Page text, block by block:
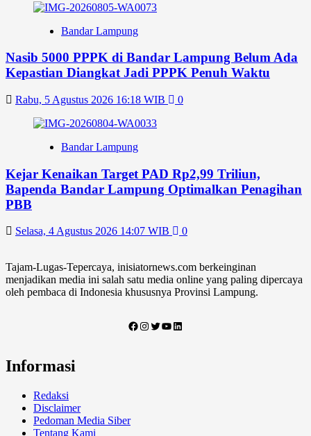
Bandar Lampung
Nasib 5000 PPPK di Bandar Lampung Belum Ada
Kepastian Diangkat Jadi PPPK Penuh Waktu
Rabu, 5 Agustus 2026 16:18 WIB 0
Bandar Lampung
Kejar Kenaikan Target PAD Rp2,99 Triliun,
Bapenda Bandar Lampung Optimalkan Penagihan
PBB
Selasa, 4 Agustus 2026 14:07 WIB 0
Tajam-Lugas-Tepercaya, inisiatornews.com berkeinginan
menjadikan media ini salah satu media online yang paling dipercaya
oleh pembaca di Indonesia khususnya Provinsi Lampung.
Informasi
Redaksi
Disclaimer
Pedoman Media Siber
Tentang Kami